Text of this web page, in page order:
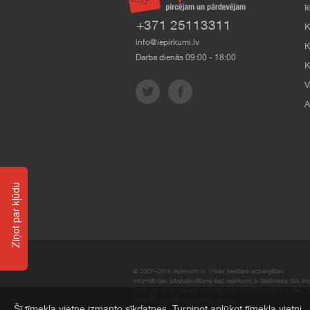
+371 25113311
info@iepirkumi.lv
Darba dienās 09:00 - 18:00
© 2007–2018 Iepirkumi.lv. Visas tiesības aizsargātas.
Informācijas pārpublicēšana bez iepirkumi.lv īpašnieka SIA
Ziņot par kļūdu